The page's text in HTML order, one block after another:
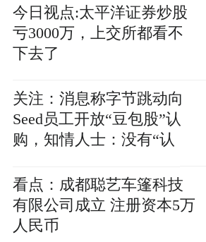
今日视点:太平洋证券炒股
亏3000万，上交所都看不
下去了
关注：消息称字节跳动向
Seed员工开放“豆包股”认
购，知情人士：没有“认
看点：成都聪艺车篷科技
有限公司成立 注册资本5万
人民币